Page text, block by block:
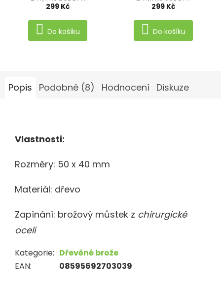
299 Kč
Do košíku
299 Kč
Do košíku
Popis Podobné (8) Hodnocení Diskuze
Vlastnosti:
Rozměry: 50 x 40 mm
Materiál: dřevo
Zapínání: brožový můstek z chirurgické
oceli
Kategorie: Dřevěné brože
EAN: 08595692703039